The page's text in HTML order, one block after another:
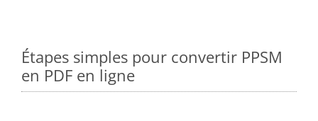
Étapes simples pour convertir PPSM
en PDF en ligne